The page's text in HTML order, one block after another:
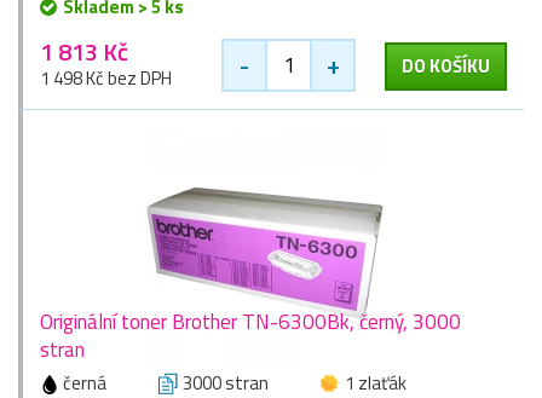
Skladem > 5 ks
1 813 Kč
1 498 Kč bez DPH - + DO KOŠÍKU
Originální toner Brother TN-6300Bk, černý, 3000
stran
černá 3000 stran 1 zlaťák